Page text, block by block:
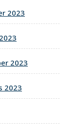
2023
2023
2023